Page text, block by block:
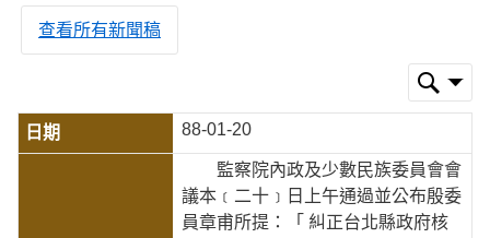
查看所有新聞稿
88-01-20
監察院內政及少數民族委員會會
議本﹝二十﹞日上午通過並公布殷委
員章甫所提：「 糾正台北縣政府核